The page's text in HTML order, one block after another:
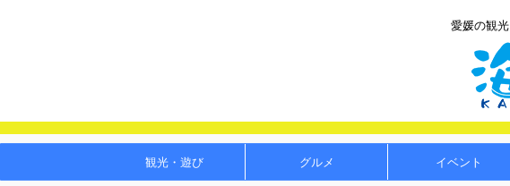
愛媛の観
観光・遊び グルメ イベント